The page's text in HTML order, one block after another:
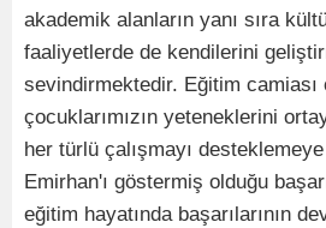
akademik alanların yanı sıra
faaliyetlerde de kendilerini
sevindirmektedir. Eğitim camiası
çocuklarımızın yeteneklerini
her türlü çalışmayı
Emirhan'ı göstermiş olduğu
eğitim hayatında başarılarının